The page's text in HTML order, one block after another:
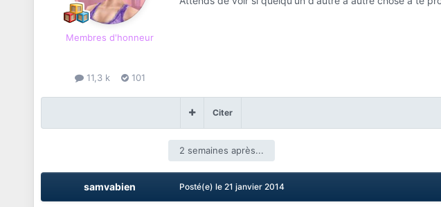
Membres d'honneur
11,3 k 101
Citer
2 semaines après...
samvabien Posté(e) le 21 janvier 2014